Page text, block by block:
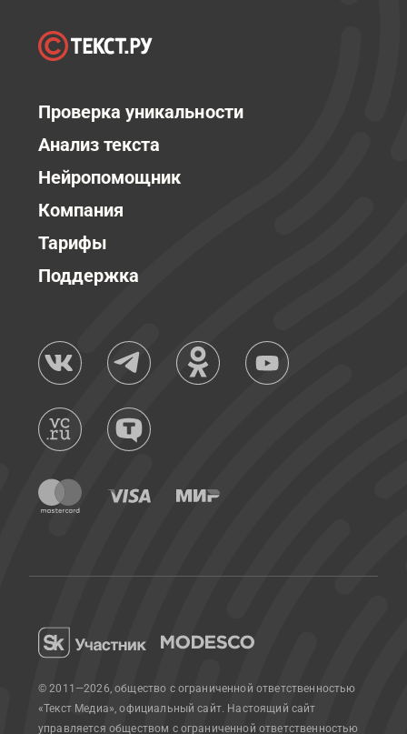
Проверка уникальности
Анализ текста
Нейропомощник
Компания
Тарифы
Поддержка
© 2011—2026, общество с ограниченной ответственностью
«Текст Медиа», официальный сайт. Настоящий сайт
управляется обществом с ограниченной ответственностью